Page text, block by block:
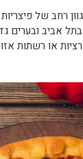
רחב של
בתל אביב ובערים
או רשתות